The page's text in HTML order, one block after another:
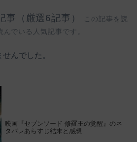
事（厳選6記事）
この記事を読
でいる人気記事です。
んでした。
映画『セブンソード 修羅王の覚醒』のネ
タバレあらすじ結末と感想